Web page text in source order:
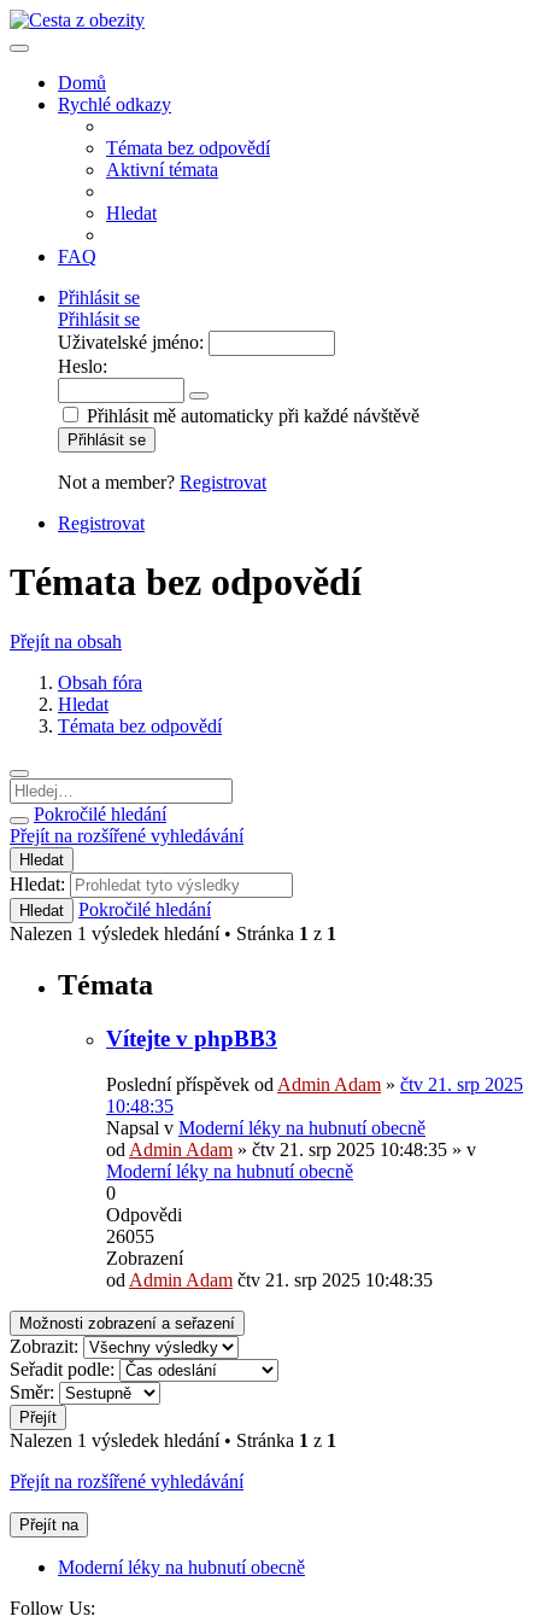
Domů
Rychlé odkazy
Témata bez odpovědí
Aktivní témata
Hledat
FAQ
Přihlásit se
Přihlásit se
Uživatelské jméno:
Heslo:
Přihlásit mě automaticky při každé návštěvě
Přihlásit se
Not a member? Registrovat
Registrovat
Témata bez odpovědí
Přejít na obsah
Obsah fóra
Hledat
Témata bez odpovědí
Pokročilé hledání
Přejít na rozšířené vyhledávání
Hledat
Hledat:
Hledat
Pokročilé hledání
Nalezen 1 výsledek hledání • Stránka 1 z 1
Témata
Vítejte v phpBB3
Poslední příspěvek odAdmin Adam » čtv 21. srp 2025
10:48:35
Napsal v Moderní léky na hubnutí obecně
odAdmin Adam » čtv 21. srp 2025 10:48:35 » v
Moderní léky na hubnutí obecně
0
Odpovědi
26055
Zobrazení
odAdmin Adam čtv 21. srp 2025 10:48:35
Možnosti zobrazení a seřazení
Zobrazit:
Seřadit podle:
Směr:
Přejít
Nalezen 1 výsledek hledání • Stránka 1 z 1
Přejít na rozšířené vyhledávání
Přejít na
Moderní léky na hubnutí obecně
Follow Us: